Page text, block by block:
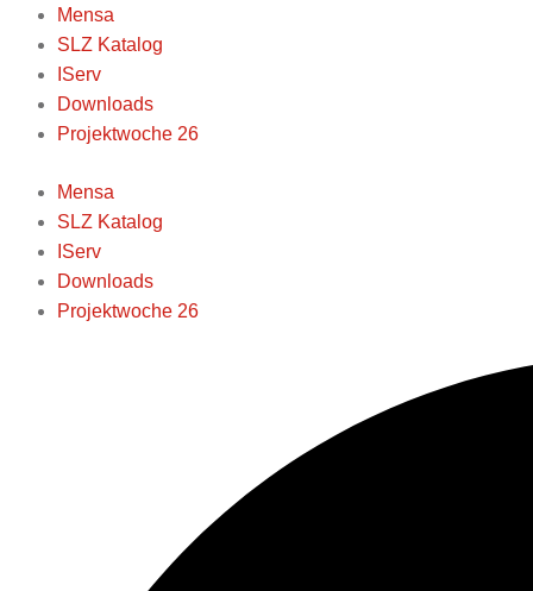
Inhalt
springen
Mensa
SLZ Katalog
IServ
Downloads
Projektwoche 26
Mensa
SLZ Katalog
IServ
Downloads
Projektwoche 26
nach
Datum
nach
Kategorie